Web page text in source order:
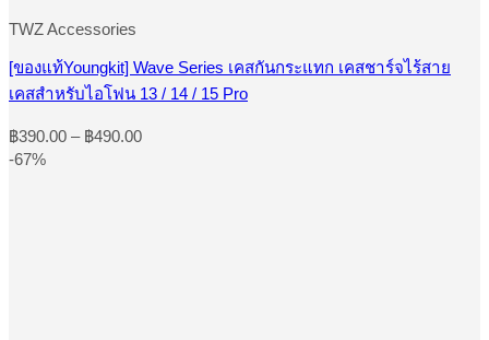
has
multiple
variants.
The
options
be
chosen
on
TWZ Accessories
[ของแท้Youngkit] Wave Series เคสกันกระแทก เคสชาร์จไร้สาย
เคสสำหรับไอโฟน 13 / 14 / 15 Pro
฿390.00 – ฿490.00Price
-67%